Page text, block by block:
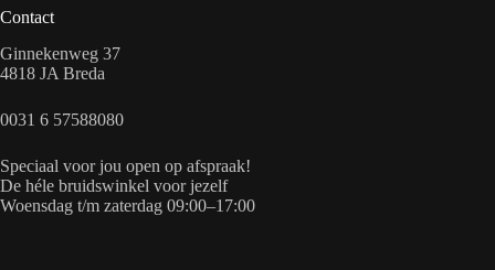
Contact
Ginnekenweg 37
4818 JA Breda
0031 6 57588080
Speciaal voor jou open op afspraak!
De héle bruidswinkel voor jezelf
Woensdag t/m zaterdag 09:00–17:00